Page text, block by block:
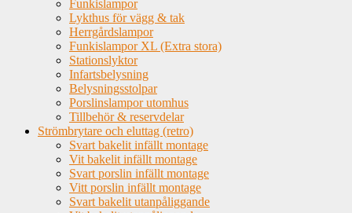
Funkislampor
Lykthus för vägg & tak
Herrgårdslampor
Funkislampor XL (Extra stora)
Stationslyktor
Infartsbelysning
Belysningsstolpar
Porslinslampor utomhus
Tillbehör & reservdelar
Strömbrytare och eluttag (retro)
Svart bakelit infällt montage
Vit bakelit infällt montage
Svart porslin infällt montage
Vitt porslin infällt montage
Svart bakelit utanpåliggande